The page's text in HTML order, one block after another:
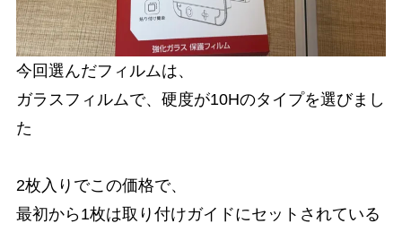
今回選んだフィルムは、
ガラスフィルムで、硬度が10Hのタイプを選びまし
た
2枚入りでこの価格で、
最初から1枚は取り付けガイドにセットされている